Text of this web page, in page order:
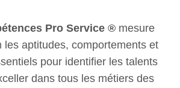
Pro Service ® mesure
les aptitudes, comportements et
pour identifier les talents
dans tous les métiers des